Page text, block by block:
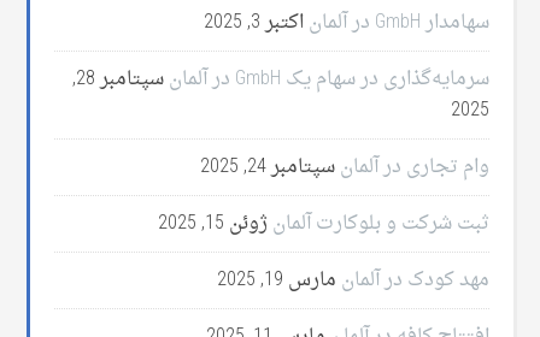
سهامدار GmbH در آلمان
اکتبر 3, 2025
سرمایه‌گذاری در سهام یک GmbH در آلمان
سپتامبر 28,
2025
وام تجاری در آلمانسپتامبر 24, 2025
ثبت شرکت و بلوکارت آلمان ژوئن 15, 2025
مهد کودک در آلمان مارس 19, 2025